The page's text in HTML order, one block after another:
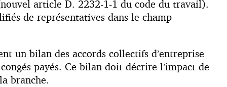
article D. 2232-1-1 du code du travail).
de représentatives dans le champ
un bilan des accords collectifs d’entreprise
payés. Ce bilan doit décrire l’impact de
branche.